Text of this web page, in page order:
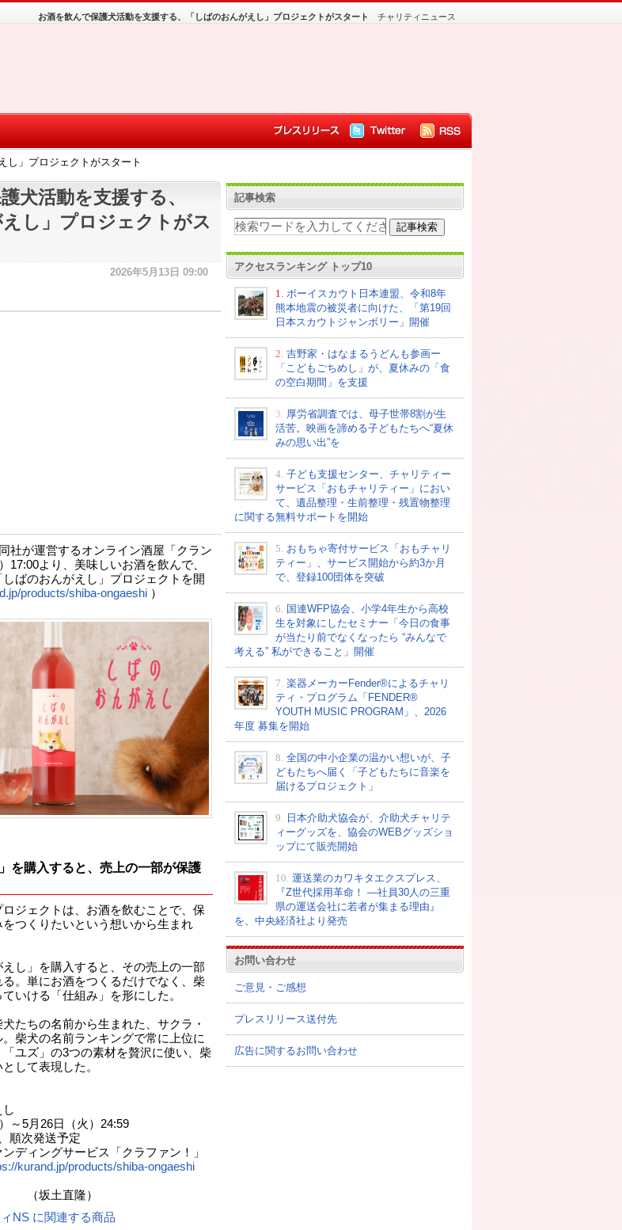
チャリティニュース
お酒を飲んで保護犬活動を支援する、「しばのおんがえし」プロジェクトがスタート
し」プロジェクトがスタート
犬活動を支援する、
えし」プロジェクトがス
2026年5月13日 09:00
社が運営するオンライン酒屋「クラン
17:00より、美味しいお酒を飲んで、
ばのおんがえし」プロジェクトを開
products/shiba-ongaeshi）
を購入すると、売上の一部が保護
ロジェクトは、お酒を飲むことで、保
つくりたいという想いから生まれ
し」を購入すると、その売上の一部
。単にお酒をつくるだけでなく、柴
いける「仕組み」を形にした。
たちの名前から生まれた、サクラ・
柴犬の名前ランキングで常に上位に
ユズ」の3つの素材を贅沢に使い、柴
して表現した。
～5月26日（火）24:59
順次発送予定
ディングサービス「クラファン！」
kurand.jp/products/shiba-ongaeshi
隆）
NS に関連する商品
記事検索
アクセスランキング トップ10
1.
ボーイスカウト日本連盟、令和8年
熊本地震の被災者に向けた、「第19回
日本スカウトジャンボリー」開催
2. 吉野家・はなまるうどんも参画ー
「こどもごちめし」が、夏休みの「食
の空白期間」を支援
3. 厚労省調査では、母子世帯8割が生
活苦。映画を諦める子どもたちへ“夏休
みの思い出”を
4. 子ども支援センター、チャリティー
サービス「おもチャリティー」におい
て、遺品整理・生前整理・残置物整理
に関する無料サポートを開始
5. おもちゃ寄付サービス「おもチャリ
ティー」、サービス開始から約3か月
で、登録100団体を突破
6. 国連WFP協会、小学4年生から高校
生を対象にしたセミナー「今日の食事
が当たり前でなくなったら “みんなで
考える” 私ができること」開催
7. 楽器メーカーFender®によるチャリ
ティ・プログラム「FENDER®︎
YOUTH MUSIC PROGRAM」、2026
年度 募集を開始
8. 全国の中小企業の温かい想いが、子
どもたちへ届く「子どもたちに音楽を
届けるプロジェクト」
9.
日本介助犬協会が、介助犬チャリテ
ィーグッズを、協会のWEBグッズショ
ップにて販売開始
10. 運送業のカワキタエクスプレス、
『Z世代採用革命！ ―社員30人の三重
県の運送会社に若者が集まる理由』
を、中央経済社より発売
お問い合わせ
ご意見・ご感想
プレスリリース送付先
広告に関するお問い合わせ